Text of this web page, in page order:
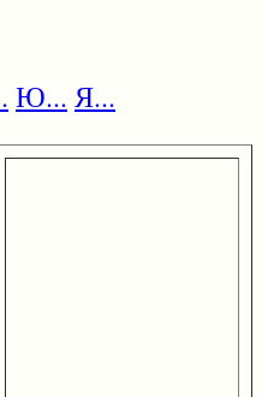
Ю... Я...